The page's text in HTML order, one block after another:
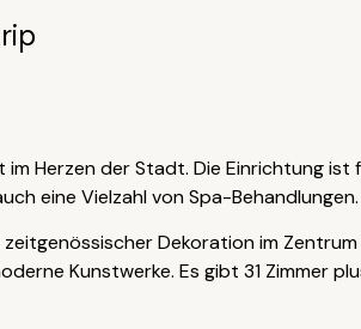
Herzen der Stadt. Die Einrichtung
eine Vielzahl von Spa-Behandlungen.
Dekoration im
Kunstwerke. Es gibt 31 Zimmer